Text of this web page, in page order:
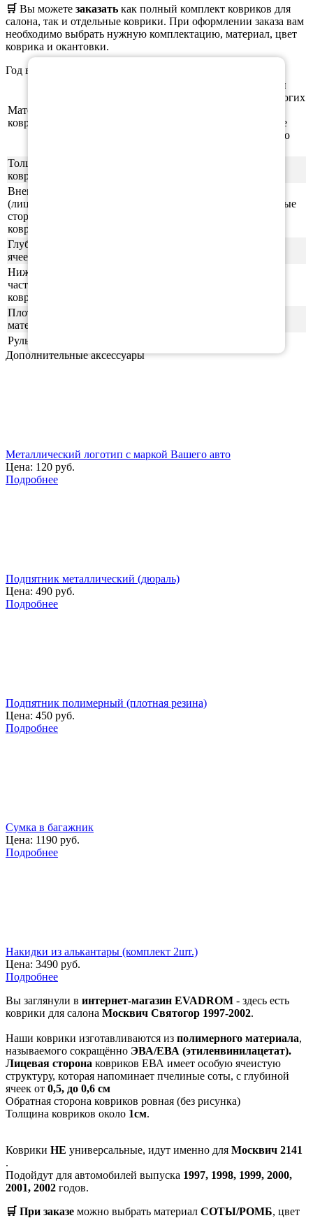
🛒 Вы можете заказать как полный комплект ковриков для
салона, так и отдельные коврики. При оформлении заказа вам
необходимо выбрать нужную комплектацию, материал, цвет
коврика и окантовки.
Год выпуска а/м: 1997, 1998, 1999, 2000, 2001, 2002
Материал
ковриков
Этиленвинилацетат (ЭВА/ЕВА) - полимерный
материал, который зарекомендовал себя во многих
производят спортивные маты, гимнастические
коврики, подошву для обуви, шлёпки и прочую
Толщина
ковриков
Внешняя
(лицевая)
сторона
ковриков
ячейки СОТЫ/РОМБ (напоминающие пчелиные
Глубина
ячеек
Нижняя
часть
ковриков
Плотность
материала
Руль
Дополнительные аксессуары
Металлический логотип с маркой Вашего авто
Цена: 120 руб.
Подробнее
Подпятник металлический (дюраль)
Цена: 490 руб.
Подробнее
Подпятник полимерный (плотная резина)
Цена: 450 руб.
Подробнее
Сумка в багажник
Цена: 1190 руб.
Подробнее
Накидки из алькантары (комплект 2шт.)
Цена: 3490 руб.
Подробнее
Вы заглянули в интернет-магазин EVADROM - здесь есть
коврики для салона Москвич Cвятогор 1997-2002.
Наши коврики изготавливаются из полимерного материала,
называемого сокращённо ЭВА/ЕВА (этиленвинилацетат).
Лицевая сторона ковриков ЕВА имеет особую ячеистую
структуру, которая напоминает пчелиные соты, с глубиной
ячеек от 0,5, до 0,6 см
Обратная сторона ковриков ровная (без рисунка)
Толщина ковриков около 1см.
Коврики НЕ универсальные, идут именно для Москвич 2141
.
Подойдут для автомобилей выпуска 1997, 1998, 1999, 2000,
2001, 2002 годов.
🛒 При заказе можно выбрать материал СОТЫ/РОМБ, цвет